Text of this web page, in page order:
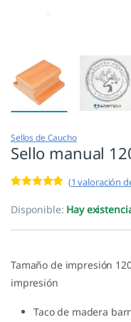
Sellos de Caucho
Sello manual
5.00de 5 en
base a
(1 valoración
Disponible: Hay
Tamaño de impresión
impresión
Taco de madera